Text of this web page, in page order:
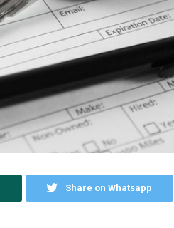
Share on Whatsapp